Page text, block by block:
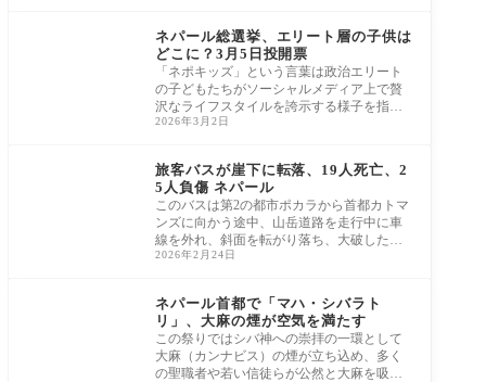
ネパール総選挙、エリート層の子供は
どこに？3月5日投開票
「ネポキッズ」という言葉は政治エリート
の子どもたちがソーシャルメディア上で贅
沢なライフスタイルを誇示する様子を指
し、昨年
2026年3月2日
旅客バスが崖下に転落、19人死亡、2
5人負傷 ネパール
このバスは第2の都市ポカラから首都カトマ
ンズに向かう途中、山岳道路を走行中に車
線を外れ、斜面を転がり落ち、大破した。 2
026年
2026年2月24日
ネパール首都で「マハ・シバラト
リ」、大麻の煙が空気を満たす
この祭りではシバ神への崇拝の一環として
大麻（カンナビス）の煙が立ち込め、多く
の聖職者や若い信徒らが公然と大麻を吸う